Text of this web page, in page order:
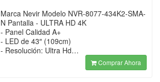
Marca Nevir Modelo NVR-8077-434K2-SMA-
N Pantalla - ULTRA HD 4K
- Panel Calidad A+
- LED de 43″ (109cm)
- Resolución: Ultra Hd…
Comprar Ahora